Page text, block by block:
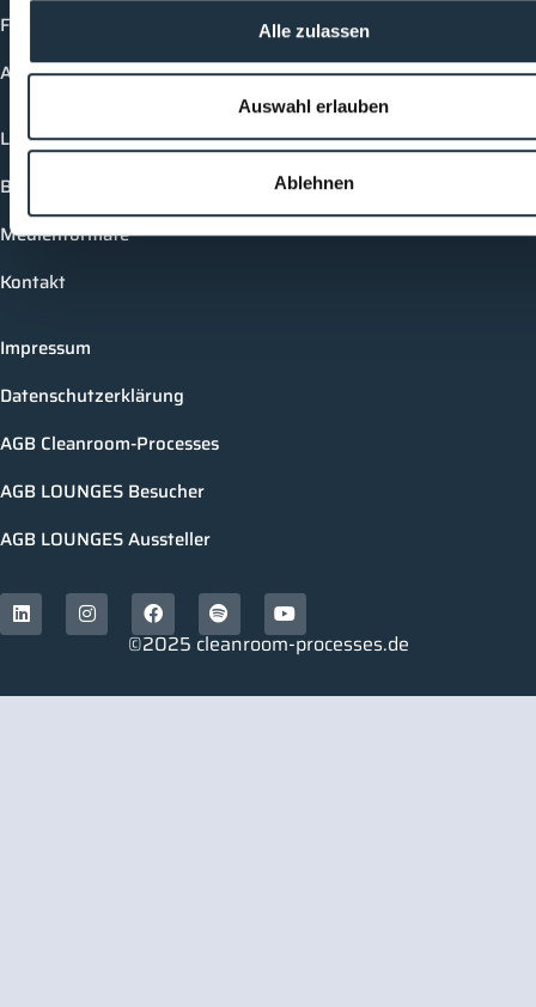
Alle zulassen
Auswahl erlauben
Ablehnen
Future-Faces
Academy
Login
Buchungsmöglichkeiten
Medienformate
Kontakt
Impressum
Datenschutzerklärung
AGB Cleanroom-Processes
AGB LOUNGES Besucher
AGB LOUNGES Aussteller
©2025 cleanroom-processes.de